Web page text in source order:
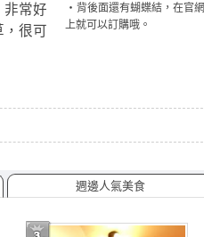
非常好
，很可
・ 背後面還有蝴蝶結，在官網
上就可以訂購哦。
週邊人氣美食